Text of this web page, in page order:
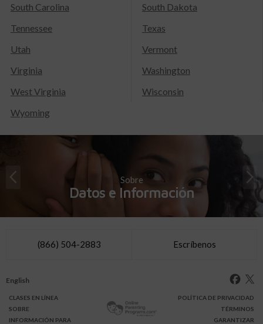
South Carolina
South Dakota
Tennessee
Texas
Utah
Vermont
Virginia
Washington
West Virginia
Wisconsin
Wyoming
Sobre
Datos e Información
(866) 504-2883 Escríbenos
English
CLASES EN LÍNEA
SOBRE
INFORMACIÓN PARA
POLÍTICA DE PRIVACIDAD
TÉRMINOS
GARANTIZAR